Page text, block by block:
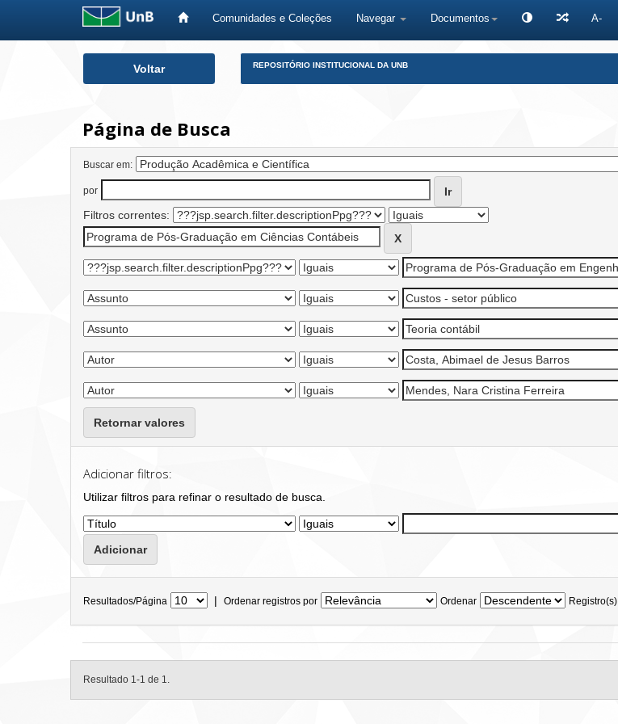
Comunidades e Coleções Navegar Documentos A-
Voltar REPOSITÓRIO INSTITUCIONAL DA UNB
Página de Busca
Buscar em:
por
Filtros correntes:
Retornar valores
Adicionar filtros:
Utilizar filtros para refinar o resultado de busca.
Resultados/Página | Ordenar registros por Ordenar Registro(s)
Resultado 1-1 de 1.